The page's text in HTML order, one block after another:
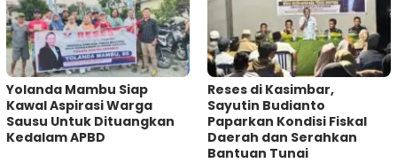
Yolanda Mambu Siap
Kawal Aspirasi Warga
Sausu Untuk Dituangkan
Kedalam APBD
Reses di Kasimbar,
Sayutin Budianto
Paparkan Kondisi Fiskal
Daerah dan Serahkan
Bantuan Tunai